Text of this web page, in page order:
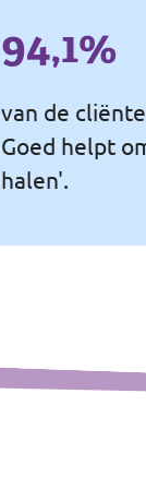
94,1%
van de
Goed helpt
halen'.